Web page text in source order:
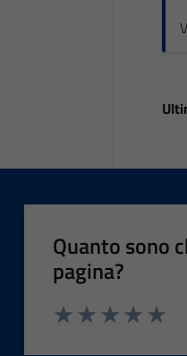
Quanto sono
pagina?